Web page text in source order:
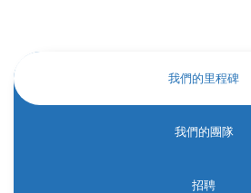
我們的里程碑
我們的團隊
招聘